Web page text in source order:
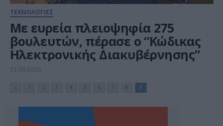
ΤΕΧΝΟΛΟΓΙΕΣ
Με ευρεία πλειοψηφία 275
βουλευτών, πέρασε ο “Κώδικας
Ηλεκτρονικής Διακυβέρνησης”
23.09.2020
2 3 4 5 6 7 8 9